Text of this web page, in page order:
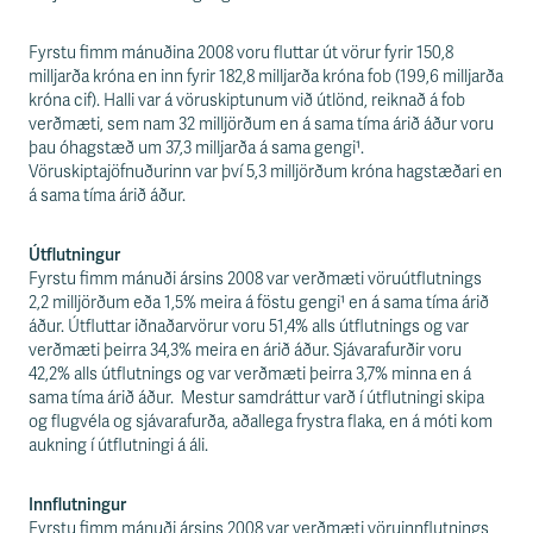
Fyrstu fimm mánuðina 2008 voru fluttar út vörur fyrir 150,8
milljarða króna en inn fyrir 182,8 milljarða króna fob (199,6 milljarða
króna cif). Halli var á vöruskiptunum við útlönd, reiknað á fob
verðmæti, sem nam 32 milljörðum en á sama tíma árið áður voru
þau óhagstæð um 37,3 milljarða á sama gengi¹.
Vöruskiptajöfnuðurinn var því 5,3 milljörðum króna hagstæðari en
á sama tíma árið áður.
Útflutningur
Fyrstu fimm mánuði ársins 2008 var verðmæti vöruútflutnings
2,2 milljörðum eða 1,5% meira á föstu gengi¹ en á sama tíma árið
áður. Útfluttar iðnaðarvörur voru 51,4% alls útflutnings og var
verðmæti þeirra 34,3% meira en árið áður. Sjávarafurðir voru
42,2% alls útflutnings og var verðmæti þeirra 3,7% minna en á
sama tíma árið áður. Mestur samdráttur varð í útflutningi skipa
og flugvéla og sjávarafurða, aðallega frystra flaka, en á móti kom
aukning í útflutningi á áli.
Innflutningur
Fyrstu fimm mánuði ársins 2008 var verðmæti vöruinnflutnings